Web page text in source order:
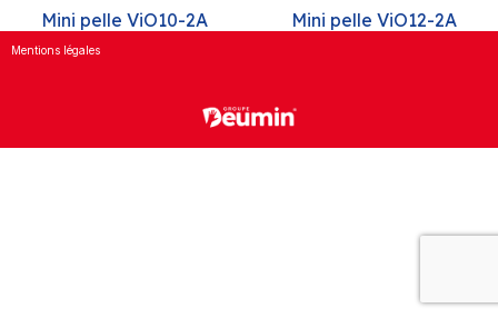
Mini pelle ViO10-2A Mini pelle ViO12-2A
Mentions légales